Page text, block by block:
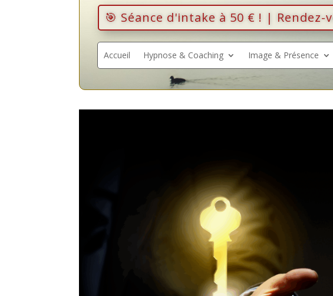
🎯 Séance d'intake à 50 € ! | Rendez-
Accueil Hypnose & Coaching Image & Présence